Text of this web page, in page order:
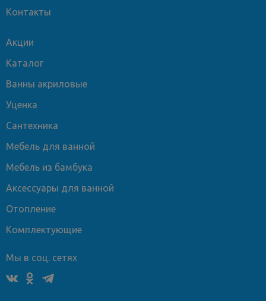
Контакты
Акции
Каталог
Ванны акриловые
Уценка
Сантехника
Мебель для ванной
Мебель из бамбука
Аксессуары для ванной
Отопление
Комплектующие
Мы в соц. сетях